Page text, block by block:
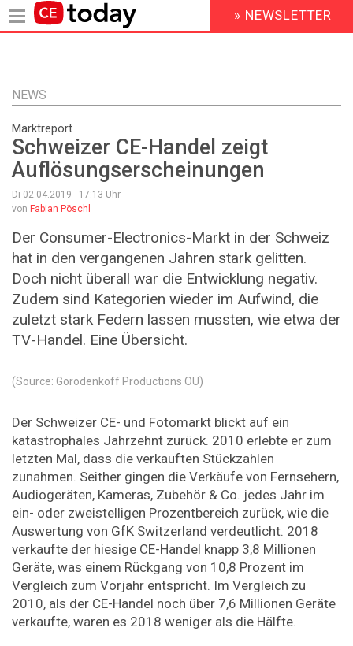
Inhalt
HEADER
MENU
» NEWSLETTER
NEWS
Marktreport
Schweizer CE-Handel zeigt
Auflösungserscheinungen
Di 02.04.2019 - 17:13 Uhr
von Fabian Pöschl
Der Consumer-Electronics-Markt in der Schweiz
hat in den vergangenen Jahren stark gelitten.
Doch nicht überall war die Entwicklung negativ.
Zudem sind Kategorien wieder im Aufwind, die
zuletzt stark Federn lassen mussten, wie etwa der
TV-Handel. Eine Übersicht.
(Source: Gorodenkoff Productions OU)
Der Schweizer CE- und Fotomarkt blickt auf ein
katastrophales Jahrzehnt zurück. 2010 erlebte er zum
letzten Mal, dass die verkauften Stückzahlen
zunahmen. Seither gingen die Verkäufe von Fernsehern,
Audiogeräten, Kameras, Zubehör & Co. jedes Jahr im
ein- oder zweistelligen Prozentbereich zurück, wie die
Auswertung von GfK Switzerland verdeutlicht. 2018
verkaufte der hiesige CE-Handel knapp 3,8 Millionen
Geräte, was einem Rückgang von 10,8 Prozent im
Vergleich zum Vorjahr entspricht. Im Vergleich zu
2010, als der CE-Handel noch über 7,6 Millionen Geräte
verkaufte, waren es 2018 weniger als die Hälfte.